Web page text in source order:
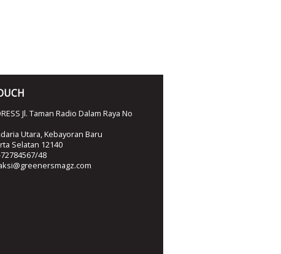
Jl. Taman Radio Dalam Raya No
Utara, Kebayoran Baru
Selatan 12140
48